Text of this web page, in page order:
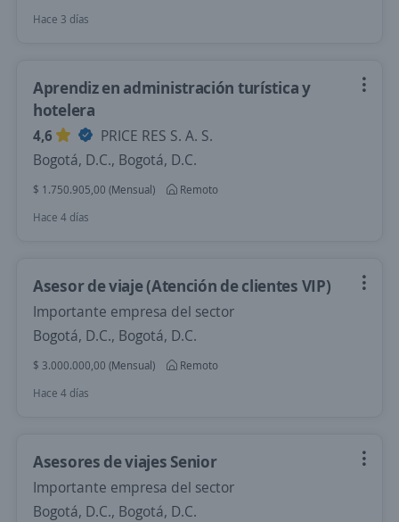
Hace 3 días
Aprendiz en administración turística y
hotelera
4,6
PRICE RES S. A. S.
Bogotá, D.C., Bogotá, D.C.
$ 1.750.905,00 (Mensual)
Remoto
Hace 4 días
Asesor de viaje (Atención de clientes VIP)
Importante empresa del sector
Bogotá, D.C., Bogotá, D.C.
$ 3.000.000,00 (Mensual)
Remoto
Hace 4 días
Asesores de viajes Senior
Importante empresa del sector
Bogotá, D.C., Bogotá, D.C.